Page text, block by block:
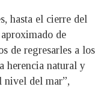
hasta el cierre del
de
de regresarles a los
herencia natural y
nivel del mar”,